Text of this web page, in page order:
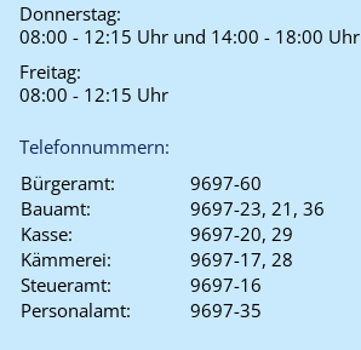
Donnerstag:
08:00 - 12:15 Uhr und 14:00 - 18:00 Uhr
Freitag:
08:00 - 12:15 Uhr
Telefonnummern:
Bürgeramt:
9697-60
Bauamt:
9697-23, 21, 36
Kasse:
9697-20, 29
Kämmerei:
9697-17, 28
Steueramt:
9697-16
Personalamt:
9697-35